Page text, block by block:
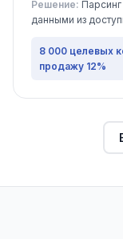
Решение:
данными из
8 000 целевых
продажу 12%